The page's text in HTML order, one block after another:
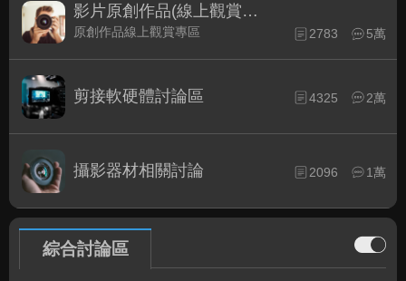
影片原創作品(線上觀賞區)
原創作品線上觀賞專區 2783 5萬
剪接軟硬體討論區 4325 2萬
攝影器材相關討論 2096 1萬
綜合討論區